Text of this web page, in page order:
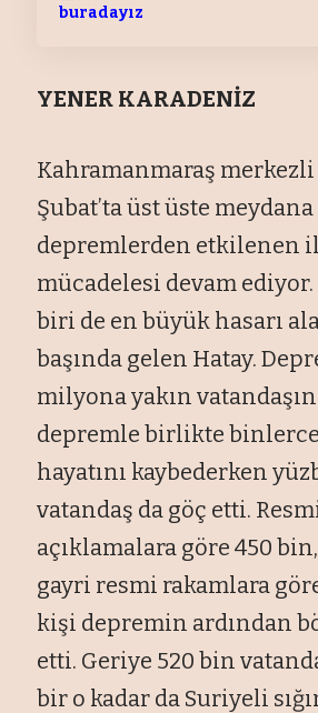
buradayız
YENER KARADENİZ
Kahramanmaraş
Şubat’ta üst üste
depremlerden etkilenen
mücadelesi devam
biri de en büyük hasarı
başında gelen Hatay.
milyona yakın vatandaşın
depremle birlikte
hayatını kaybederken
vatandaş da göç etti.
açıklamalara göre 450
gayri resmi rakamlara
kişi depremin ardından
etti. Geriye 520 bin
bir o kadar da Suriyeli